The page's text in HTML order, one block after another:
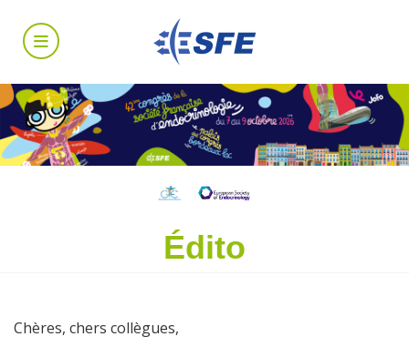
Édito
Chères, chers collègues,